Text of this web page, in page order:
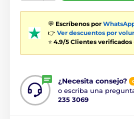
💬 Escríbenos por
👉 Ver descuentos por
⭐ 4.9/5 Clientes verificados
¿Necesita consejo?
o escriba una
235 3069